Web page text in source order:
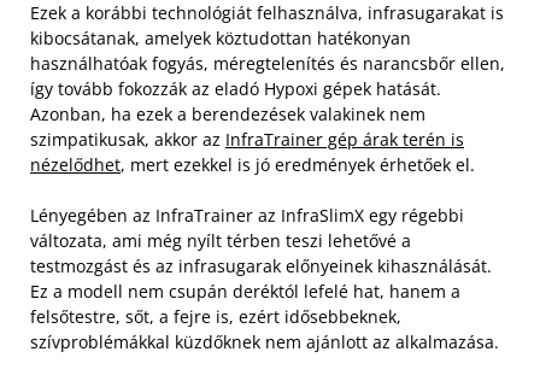
Ezek a korábbi technológiát felhasználva, infrasugarakat is
kibocsátanak, amelyek köztudottan hatékonyan
használhatóak fogyás, méregtelenítés és narancsbőr ellen,
így tovább fokozzák az eladó Hypoxi gépek hatását.
Azonban, ha ezek a berendezések valakinek nem
szimpatikusak, akkor az InfraTrainer gép árak terén is
nézelődhet, mert ezekkel is jó eredmények érhetőek el.
Lényegében az InfraTrainer az InfraSlimX egy régebbi
változata, ami még nyílt térben teszi lehetővé a
testmozgást és az infrasugarak előnyeinek kihasználását.
Ez a modell nem csupán deréktól lefelé hat, hanem a
felsőtestre, sőt, a fejre is, ezért idősebbeknek,
szívproblémákkal küzdőknek nem ajánlott az alkalmazása.